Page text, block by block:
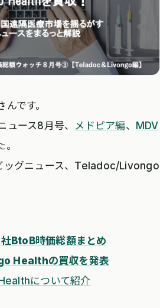
です。
ュース8月号、
メドピア編、 MDV
ッグニュース、Teladoc/Livongo
BtoB時価総額まとめ
Healthの買収を発表
について紹介